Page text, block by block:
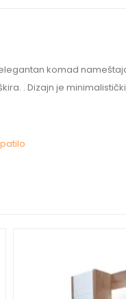
komad
. Dizajn je